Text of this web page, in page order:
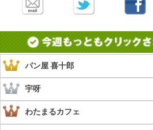
パン屋 喜十郎
宇呀
わたまるカフェ